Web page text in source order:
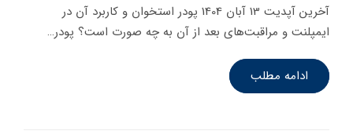
آخرین آپدیت 13 آبان 1404 پودر استخوان و کاربرد آن در
ایمپلنت و مراقبت‌های بعد از آن به چه صورت است؟ پودر…
ادامه مطلب